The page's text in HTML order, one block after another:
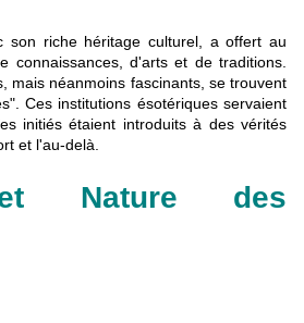
son riche héritage culturel, a offert au
connaissances, d'arts et de traditions.
mais néanmoins fascinants, se trouvent
Ces institutions ésotériques servaient
initiés étaient introduits à des vérités
et l'au-delà.
Nature des